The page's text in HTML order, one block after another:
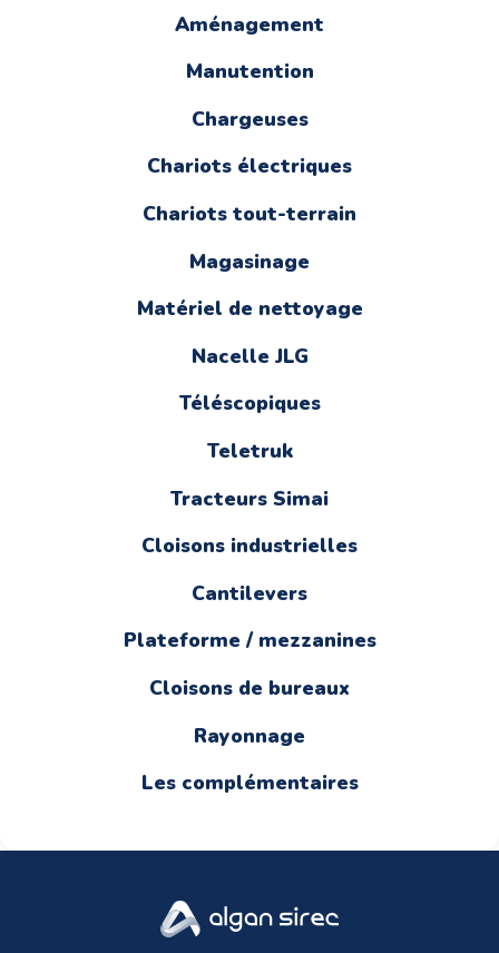
Aménagement
Manutention
Chargeuses
Chariots électriques
Chariots tout-terrain
Magasinage
Matériel de nettoyage
Nacelle JLG
Téléscopiques
Teletruk
Tracteurs Simai
Cloisons industrielles
Cantilevers
Plateforme / mezzanines
Cloisons de bureaux
Rayonnage
Les complémentaires